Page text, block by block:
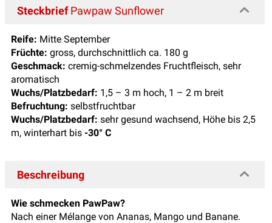
SteckbriefPawpaw Sunflower
Reife: Mitte September
Früchte: gross, durchschnittlich ca. 180 g
Geschmack: cremig-schmelzendes Fruchtfleisch, sehr
aromatisch
Wuchs/Platzbedarf: 1,5 – 3 m hoch, 1 – 2 m breit
Befruchtung: selbstfruchtbar
Wuchs/Platzbedarf: sehr gesund wachsend, Höhe bis 2,5
m, winterhart bis -30° C
Beschreibung
Wie schmecken PawPaw?
Nach einer Mélange von Ananas, Mango und Banane.